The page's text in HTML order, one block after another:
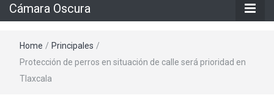
Cámara Oscura
Home / Principales /
Protección de perros en situación de calle será prioridad en
Tlaxcala